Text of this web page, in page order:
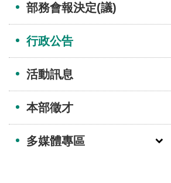
部務會報決定(議)
行政公告
活動訊息
本部徵才
多媒體專區